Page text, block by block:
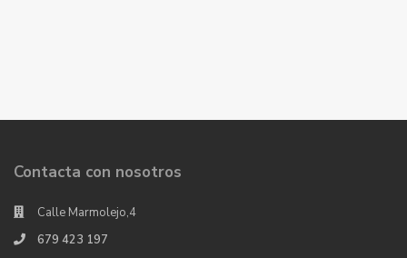
Contacta con nosotros
Calle Marmolejo,4
679 423 197